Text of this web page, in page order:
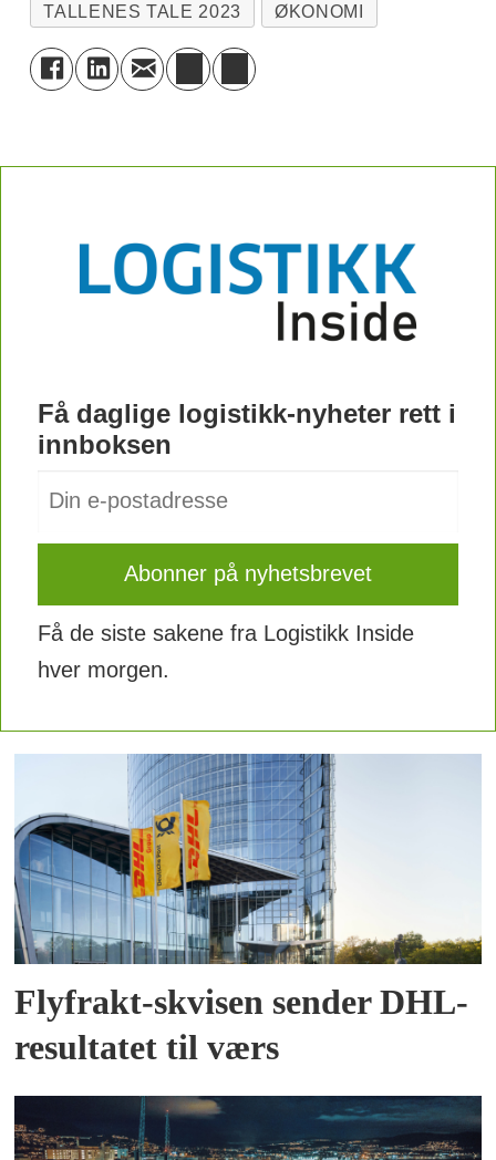
TALLENES TALE 2023 ØKONOMI
Få daglige logistikk-nyheter rett i
innboksen
Få de siste sakene fra Logistikk Inside
hver morgen.
Flyfrakt-skvisen sender DHL-
resultatet til værs